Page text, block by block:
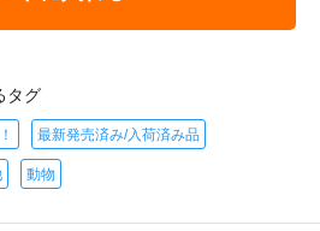
タグ
最新発売済み/入荷済み品
動物